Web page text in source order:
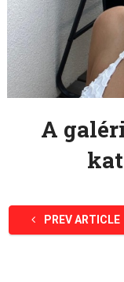
A
PREV ARTICLE